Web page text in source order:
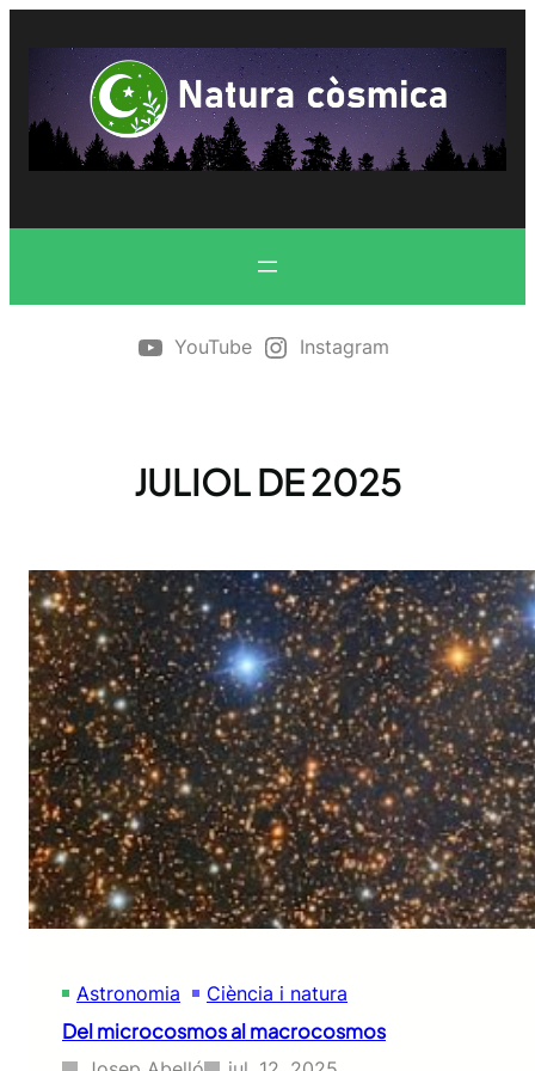
contingut
YouTube Instagram
JULIOL DE 2025
Astronomia Ciència i natura
Del microcosmos al macrocosmos